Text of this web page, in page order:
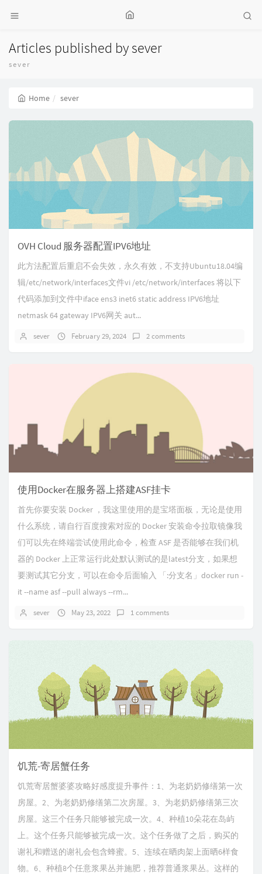
Articles published by sever
sever
Home sever
OVH Cloud 服务器配置IPV6地址
此方法配置后重启不会失效，永久有效，不支持Ubuntu18.04编
辑/etc/network/interfaces文件vi /etc/network/interfaces 将以下
代码添加到文件中iface ens3 inet6 static address IPV6地址
netmask 64 gateway IPV6网关 aut...
sever February 29, 2024 2 comments
使用Docker在服务器上搭建ASF挂卡
首先你要安装 Docker ，我这里使用的是宝塔面板，无论是使用
什么系统，请自行百度搜索对应的 Docker 安装命令拉取镜像我
们可以先在终端尝试使用此命令，检查 ASF 是否能够在我们机
器的 Docker 上正常运行此处默认测试的是latest分支，如果想
要测试其它分支，可以在命令后面输入 「:分支名」docker run -
it --name asf --pull always --rm...
sever May 23, 2022 1 comments
饥荒-寄居蟹任务
饥荒寄居蟹婆婆攻略好感度提升事件：1、为老奶奶修缮第一次
房屋。2、为老奶奶修缮第二次房屋。3、为老奶奶修缮第三次
房屋。这三个任务只能够被完成一次。4、种植10朵花在岛屿
上。这个任务只能够被完成一次。这个任务做了之后，购买的
谢礼和赠送的谢礼会包含蜂蜜。5、连续在晒肉架上面晒6样食
物。6、种植8个任意浆果丛并施肥，推荐普通浆果丛。这样的